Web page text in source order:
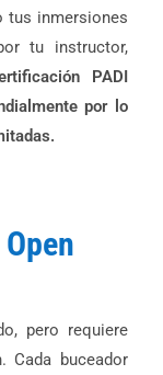
tus inmersiones
tu instructor,
PADI
por lo
pero requiere
Cada buceador